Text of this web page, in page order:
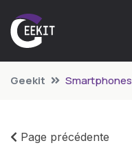
Geekit Smartphones
Page précédente